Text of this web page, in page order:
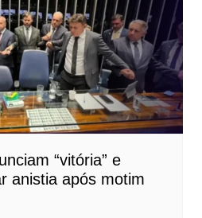
“vitória” e
anistia após motim